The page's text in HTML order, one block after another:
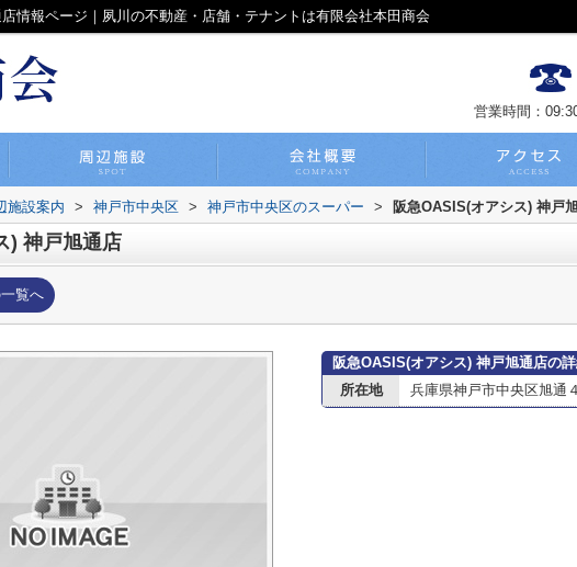
情報ページ｜夙川の不動産・店舗・テナントは有限会社本田商会
営業時間：
施設案内 > 神戸市中央区 > 神戸市中央区のスーパー > 阪急OASIS(オアシス) 神戸
) 神戸旭通店
覧へ
阪急OASIS(オアシス) 神戸旭通店の
所在地
兵庫県神戸市中央区旭通